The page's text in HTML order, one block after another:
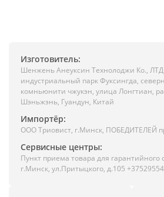
Изготовитель:
Шенжень Анеуксин Технолоджи Ко.,
индустриальный парк Фуксингда,
комньюнити чжукэн, улица Лонгтиан,
Шэньжэнь, Гуандун, Китай
Импортёр:
ООО Триовист, г.Минск, ПОБЕДИТЕЛЕЙ
Сервисные центры:
Пункт приема товара для гарантийного
г.Минск, ул.Притыцкого, д.105